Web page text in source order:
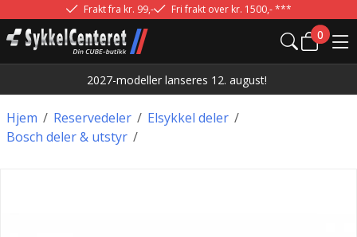
Frakt fra kr. 99,- Fri frakt over kr. 1500,- ***
0
2027-modeller lanseres 12. august!
/
Hjem /
Reservedeler /
Elsykkel deler
/
Bosch deler & utstyr